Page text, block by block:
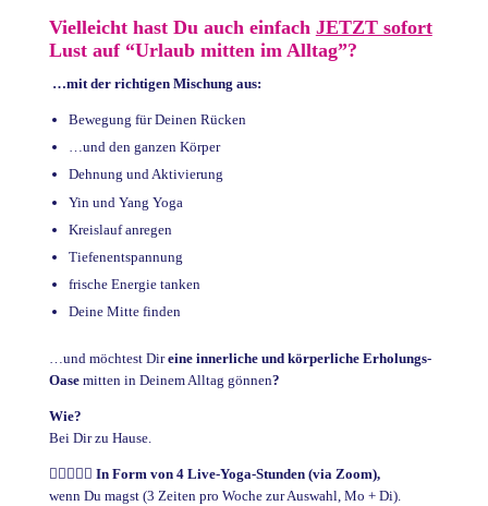
Vielleicht hast Du auch einfach JETZT sofort
Lust auf “Urlaub mitten im Alltag”?
…mit der richtigen Mischung aus:
Bewegung für Deinen Rücken
…und den ganzen Körper
Dehnung und Aktivierung
Yin und Yang Yoga
Kreislauf anregen
Tiefenentspannung
frische Energie tanken
Deine Mitte finden
…und möchtest Direine innerliche und körperliche Erholungs-
Oasemitten in Deinem Alltag gönnen?
Wie?
Bei Dir zu Hause.
🧘 🧘🏽 ️ In Form von 4 Live-Yoga-Stunden (via Zoom),
wenn Du magst (3 Zeiten pro Woche zur Auswahl, Mo + Di).